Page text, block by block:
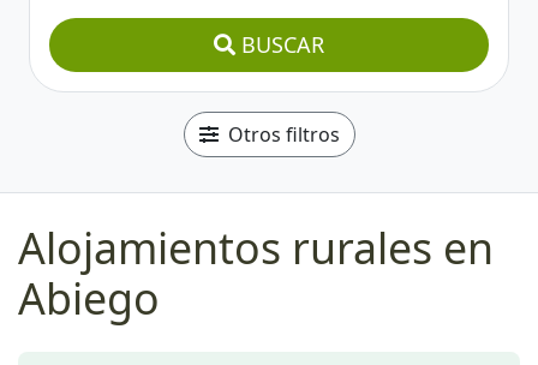
BUSCAR
Otros filtros
Alojamientos rurales en
Abiego